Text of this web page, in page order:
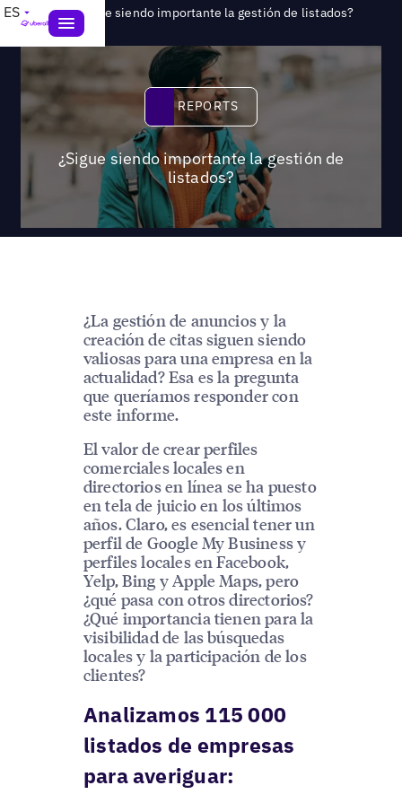
ES Reports>¿Sigue siendo importante la gestión de listados?
Reports
REPORTS
¿Sigue siendo importante la gestión de
listados?
¿La gestión de anuncios y la
creación de citas siguen siendo
valiosas para una empresa en la
actualidad? Esa es la pregunta
que queríamos responder con
este informe.
El valor de crear perfiles
comerciales locales en
directorios en línea se ha puesto
en tela de juicio en los últimos
años. Claro, es esencial tener un
perfil de Google My Business y
perfiles locales en Facebook,
Yelp, Bing y Apple Maps, pero
¿qué pasa con otros directorios?
¿Qué importancia tienen para la
visibilidad de las búsquedas
locales y la participación de los
clientes?
Analizamos 115 000
listados de empresas
para averiguar: